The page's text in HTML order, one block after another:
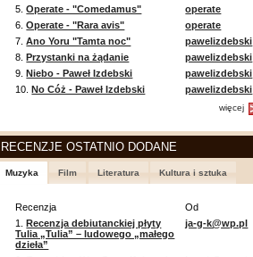
5.Operate - "Comedamus"
operate
6.Operate - "Rara avis"
operate
7.Ano Yoru "Tamta noc"
pawelizdebski
8.Przystanki na żądanie
pawelizdebski
9.Niebo - Paweł Izdebski
pawelizdebski
10.No Cóż - Paweł Izdebski pawelizdebski
więcej
RECENZJE OSTATNIO DODANE
Muzyka Film Literatura Kultura i sztuka
Recenzja
Od
1.Recenzja debiutanckiej płyty
Tulia „Tulia” – ludowego „małego
dzieła”
ja-g-k@wp.pl